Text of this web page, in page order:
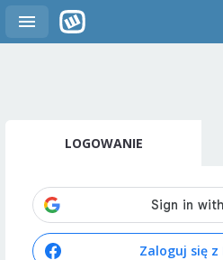
LOGOWANIE
Zaloguj się z